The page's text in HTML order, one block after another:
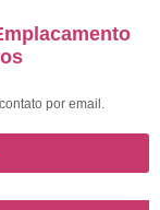
por email.